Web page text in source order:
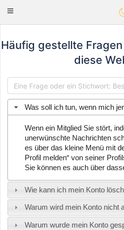
Anim
Toggle
Häufig gestellte
diese
Was soll ich tun, wenn mich
Wenn ein Mitglied Sie stört,
unerwünschte Nachrichten
es über das kleine Menü mit
Profil melden“ von seiner
Sie können es auch über
Wie kann ich mein Konto
Warum wird mein Konto nicht
Warum wurde mein Konto